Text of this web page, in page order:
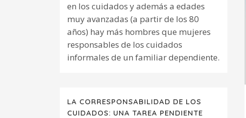
en los cuidados y además a edades
muy avanzadas (a partir de los 80
años) hay más hombres que mujeres
responsables de los cuidados
informales de un familiar dependiente.
LA CORRESPONSABILIDAD DE LOS
CUIDADOS: UNA TAREA PENDIENTE